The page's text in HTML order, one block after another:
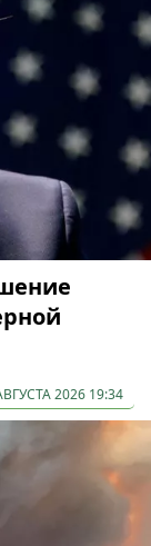
2026 19:34